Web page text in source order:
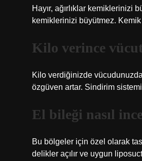
Hayır, ağırlıklar kemiklerinizi
kemiklerinizi büyütmez.
Kilo verince
Kilo verdiğinizde
özgüven artar. Sindirim
El bileği nasıl
Bu bölgeler için özel olarak
delikler açılır ve uygun